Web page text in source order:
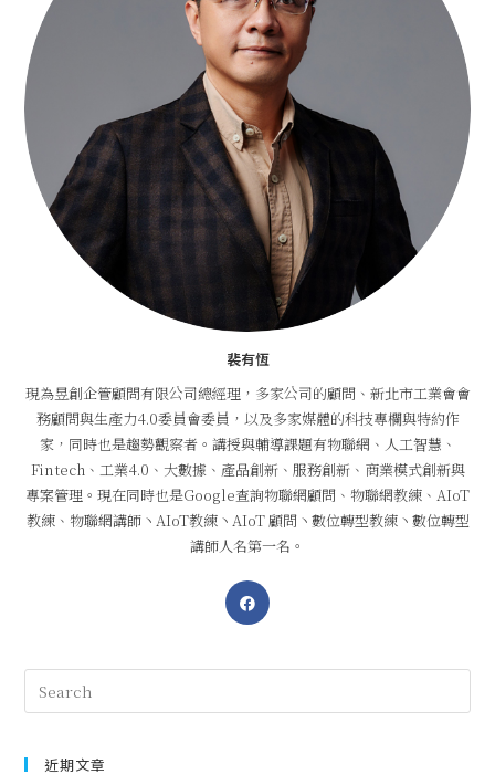
裴有恆
現為昱創企管顧問有限公司總經理，多家公司的顧問、新北市工業會會
務顧問與生產力4.0委員會委員，以及多家媒體的科技專欄與特約作
家，同時也是趨勢觀察者。講授與輔導課題有物聯網、人工智慧、
Fintech、工業4.0、大數據、產品創新、服務創新、商業模式創新與
專案管理。現在同時也是Google查詢物聯網顧問、物聯網教練、AIoT
教練、物聯網講師丶AIoT教練丶AIoT 顧問丶數位轉型教練丶數位轉型
講師人名第一名。
近期文章